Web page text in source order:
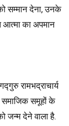
को सम्मान देना, उनके
आत्मा का अपमान
रामभद्राचार्य
समाजिक समूहों के
जन्म देने वाला है.